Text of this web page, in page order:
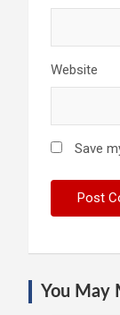
Website
Save
You May